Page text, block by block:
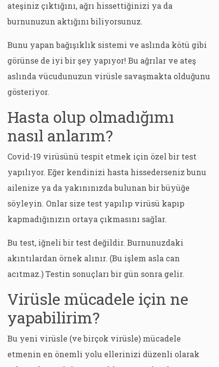
ateşiniz çıktığını, ağrı hissettiğinizi ya da
burnunuzun aktığını biliyorsunuz.
Bunu yapan bağışıklık sistemi ve aslında kötü gibi
görünse de iyi bir şey yapıyor! Bu ağrılar ve ateş
aslında vücudunuzun virüsle savaşmakta olduğunu
gösteriyor.
Hasta olup olmadığımı
nasıl anlarım?
Covid-19 virüsünü tespit etmek için özel bir test
yapılıyor. Eğer kendinizi hasta hissederseniz bunu
ailenize ya da yakınınızda bulunan bir büyüğe
söyleyin. Onlar size test yapılıp virüsü kapıp
kapmadığınızın ortaya çıkmasını sağlar.
Bu test, iğneli bir test değildir. Burnunuzdaki
akıntılardan örnek alınır. (Bu işlem asla can
acıtmaz.) Testin sonuçları bir gün sonra gelir.
Virüsle mücadele için ne
yapabilirim?
Bu yeni virüsle (ve birçok virüsle) mücadele
etmenin en önemli yolu ellerinizi düzenli olarak